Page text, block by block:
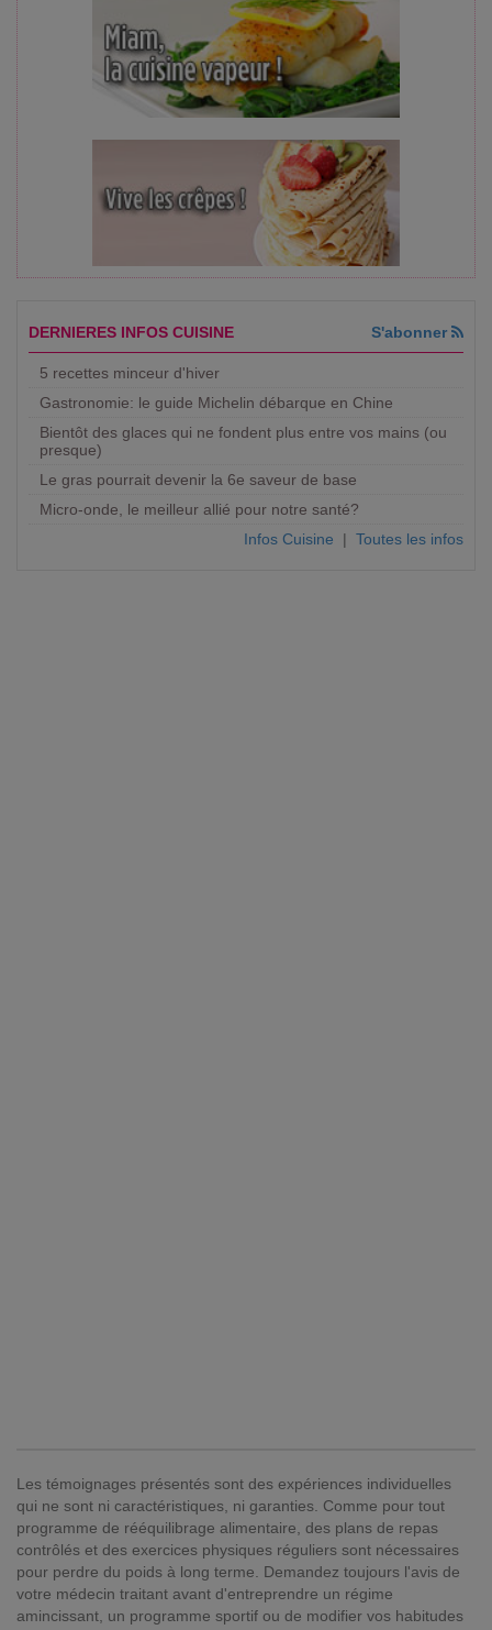
DERNIERES INFOS CUISINE S'abonner
5 recettes minceur d'hiver
Gastronomie: le guide Michelin débarque en Chine
Bientôt des glaces qui ne fondent plus entre vos mains (ou
presque)
Le gras pourrait devenir la 6e saveur de base
Micro-onde, le meilleur allié pour notre santé?
Infos Cuisine | Toutes les infos
Les témoignages présentés sont des expériences individuelles
qui ne sont ni caractéristiques, ni garanties. Comme pour tout
programme de rééquilibrage alimentaire, des plans de repas
contrôlés et des exercices physiques réguliers sont nécessaires
pour perdre du poids à long terme. Demandez toujours l'avis de
votre médecin traitant avant d'entreprendre un régime
amincissant, un programme sportif ou de modifier vos habitudes